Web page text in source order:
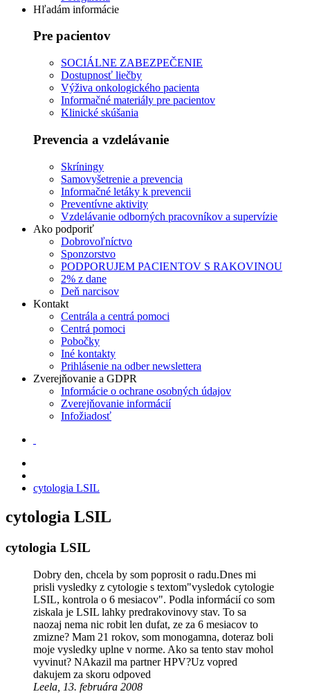
Hľadám informácie
Pre pacientov
SOCIÁLNE ZABEZPEČENIE
Dostupnosť liečby
Výživa onkologického pacienta
Informačné materiály pre pacientov
Klinické skúšania
Prevencia a vzdelávanie
Skríningy
Samovyšetrenie a prevencia
Informačné letáky k prevencii
Preventívne aktivity
Vzdelávanie odborných pracovníkov a supervízie
Ako podporiť
Dobrovoľníctvo
Sponzorstvo
PODPORUJEM PACIENTOV S RAKOVINOU
2% z dane
Deň narcisov
Kontakt
Centrála a centrá pomoci
Centrá pomoci
Pobočky
Iné kontakty
Prihlásenie na odber newslettera
Zverejňovanie a GDPR
Informácie o ochrane osobných údajov
Zverejňovanie informácií
Infožiadosť
cytologia LSIL
cytologia LSIL
cytologia LSIL
Dobry den, chcela by som poprosit o radu.Dnes mi
prisli vysledky z cytologie s textom"vysledok cytologie
LSIL, kontrola o 6 mesiacov". Podla informácií co som
ziskala je LSIL lahky predrakovinovy stav. To sa
naozaj nema nic robit len dufat, ze za 6 mesiacov to
zmizne? Mam 21 rokov, som monogamna, doteraz boli
moje vysledky uplne v norme. Ako sa tento stav mohol
vyvinut? NAkazil ma partner HPV?Uz vopred
dakujem za skoru odpoved
Leela, 13. februára 2008